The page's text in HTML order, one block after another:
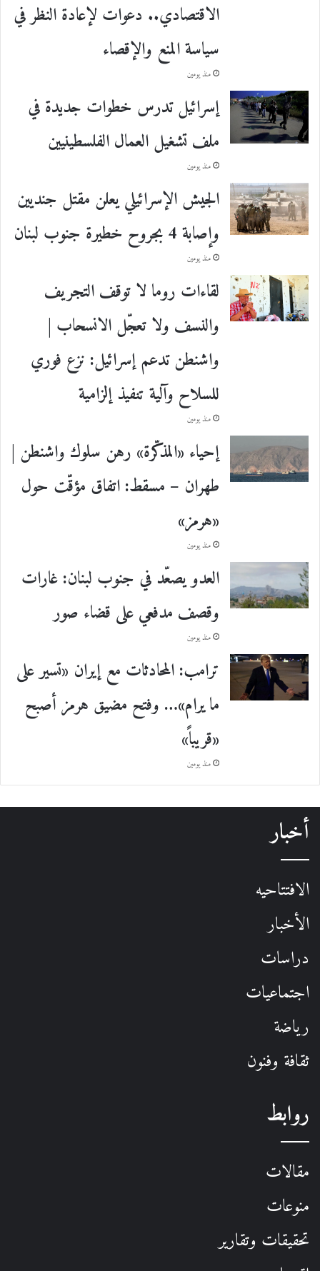
الاقتصادي.. دعوات لإعادة النظر في
سياسة المنع والإقصاء
منذ يومين
إسرائيل تدرس خطوات جديدة في
ملف تشغيل العمال الفلسطينيين
منذ يومين
الجيش الإسرائيلي يعلن مقتل جنديين
وإصابة 4 بجروح خطيرة جنوب لبنان
منذ يومين
لقاءات روما لا توقف التجريف
والنسف ولا تعجّل الانسحاب |
واشنطن تدعم إسرائيل: نزع فوري
للسلاح وآلية تنفيذ إلزامية
منذ يومين
إحياء «المذكّرة» رهن سلوك واشنطن |
طهران – مسقط: اتفاق مؤقّت حول
«هرمز»
منذ يومين
العدو يصعّد في جنوب لبنان: غارات
وقصف مدفعي على قضاء صور
منذ يومين
ترامب: المحادثات مع إيران «تسير على
ما يرام»… وفتح مضيق هرمز أصبح
«قريباً»
منذ يومين
أخبار
الافتتاحيه
الأخبار
دراسات
اجتماعيات
رياضة
ثقافة وفنون
روابط
مقالات
منوعات
تحقيقات وتقارير